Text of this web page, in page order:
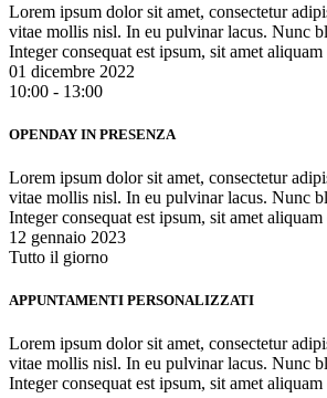
Lorem ipsum dolor sit amet, consectetur
vitae mollis nisl. In eu pulvinar lacus. Nunc
Integer consequat est ipsum, sit amet
01 dicembre 2022
10:00 - 13:00
OPENDAY IN PRESENZA
Lorem ipsum dolor sit amet, consectetur
vitae mollis nisl. In eu pulvinar lacus. Nunc
Integer consequat est ipsum, sit amet
12 gennaio 2023
Tutto il giorno
APPUNTAMENTI PERSONALIZZATI
Lorem ipsum dolor sit amet, consectetur
vitae mollis nisl. In eu pulvinar lacus. Nunc
Integer consequat est ipsum, sit amet